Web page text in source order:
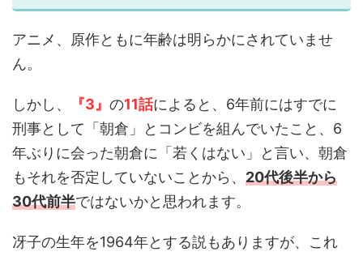
アニメ、原作ともに年齢は明らかにされていませ
ん。
しかし、 『3』 の11話によると、6年前にはすでに
刑事として「朝倉」とコンビを組んでいたこと、6
年ぶりに会った朝倉に「若くはない」と言い、朝倉
もそれを否定していないことから、 20代後半から
30代前半ではないかと思われます。
冴子の生年を1964年とする説もありますが、これ